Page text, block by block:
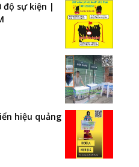
độ sự kiện |
hiệu quảng